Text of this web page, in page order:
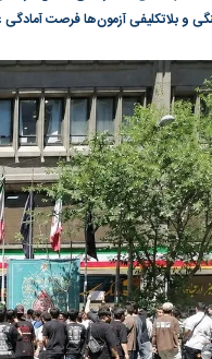
و بلاتکلیفی آزمون‌ها فرصت آمادگی
رکورد شکست